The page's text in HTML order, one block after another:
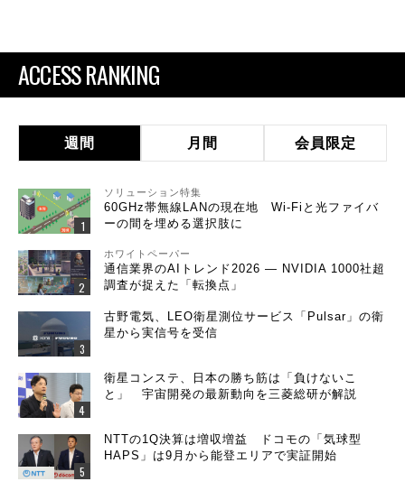
ACCESS RANKING
週間 月間 会員限定
ソリューション特集
60GHz帯無線LANの現在地 Wi-Fiと光ファイバ
ーの間を埋める選択肢に
ホワイトペーパー
通信業界のAIトレンド2026 ― NVIDIA 1000社超
調査が捉えた「転換点」
古野電気、LEO衛星測位サービス「Pulsar」の衛
星から実信号を受信
衛星コンステ、日本の勝ち筋は「負けないこ
と」 宇宙開発の最新動向を三菱総研が解説
NTTの1Q決算は増収増益 ドコモの「気球型
HAPS」は9月から能登エリアで実証開始